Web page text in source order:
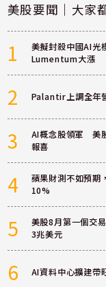
美股要聞｜大家
1
美擬封殺中國AI
Lumentum大漲
2 Palantir上調全年
3
AI概念股領軍 美
報喜
4
蘋果財測不如預期
10%
5
美股8月第一個交
3兆美元
6 AI資料中心擴建